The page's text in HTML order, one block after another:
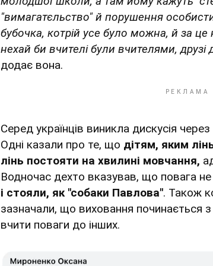
"вимагатєльство" й порушення
бубочка, котрій усе було можна, й за це
нехай би вчителі були вчителями,
додає вона.
Серед українців виникла дискусія
Одні казали про те, що дітям, яким
лінь постояти на хвилині мовчання,
Водночас дехто вказував, що повага не
і стояли, як "собаки Павлова". Також
зазначали, що виховання починається
вчити поваги до інших.